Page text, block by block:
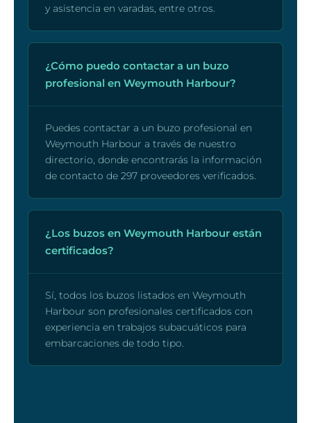
y asistencia en varadas, entre otros.
¿Cómo puedo contactar a un buzo
profesional en Weymouth Harbour?
Puedes contactar a un buzo profesional en
Weymouth Harbour a través de nuestro
directorio, donde encontrarás la información
de contacto de 297 proveedores verificados.
¿Los buzos en Weymouth Harbour están
certificados?
Sí, todos los buzos listados en Weymouth
Harbour son profesionales certificados con
experiencia en trabajos subacuáticos para
embarcaciones de todo tipo.